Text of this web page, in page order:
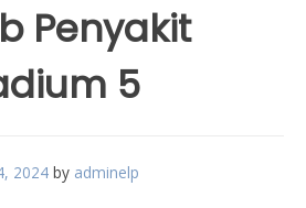
Penyakit
5
2024 by adminelp